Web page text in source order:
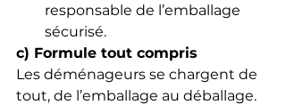
responsable de l’emballage
sécurisé.
c) Formule tout compris
Les déménageurs se chargent de
tout, de l’emballage au déballage.